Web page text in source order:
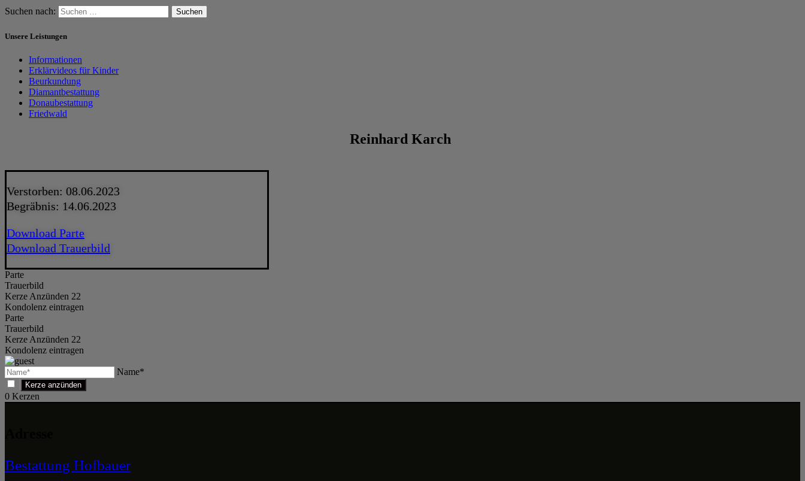
Suchen nach:
Unsere Leistungen
Informationen
Erklärvideos für Kinder
Beurkundung
Diamantbestattung
Donaubestattung
Friedwald
Reinhard Karch
Verstorben: 08.06.2023
Begräbnis: 14.06.2023
Download Parte
Download Trauerbild
Parte
Trauerbild
Kerze Anzünden 22
Kondolenz eintragen
Parte
Trauerbild
Kerze Anzünden 22
Kondolenz eintragen
Name*
0 Kerzen
Bestattung Hofbauer